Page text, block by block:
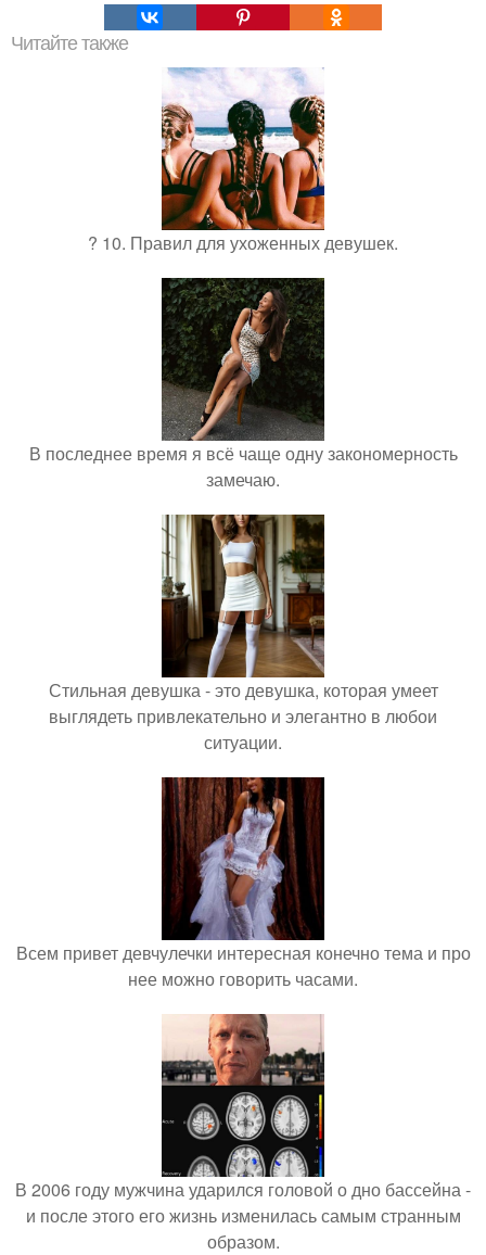
Читайте также
? 10. Правил для ухоженных девушек.
В последнее время я всё чаще одну закономерность
замечаю.
Стильная девушка - это девушка, которая умеет
выглядеть привлекательно и элегантно в любои
ситуации.
Всем привет девчулечки интересная конечно тема и про
нее можно говорить часами.
В 2006 году мужчина ударился головой о дно бассейна -
и после этого его жизнь изменилась самым странным
образом.